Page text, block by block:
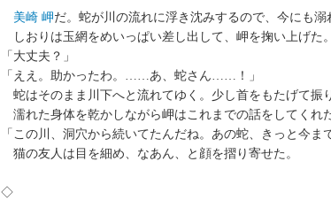
美崎 岬だ。蛇が川の流れに浮き沈みするので、今にも溺
しおりは玉網をめいっぱい差し出して、岬を掬い上げた。
「大丈夫？」
「ええ。助かったわ。……あ、蛇さん……！」
蛇はそのまま川下へと流れてゆく。少し首をもたげて振
濡れた身体を乾かしながら岬はこれまでの話をしてくれ
「この川、洞穴から続いてたんだね。あの蛇、きっと今ま
猫の友人は目を細め、なあん、と顔を摺り寄せた。
◇